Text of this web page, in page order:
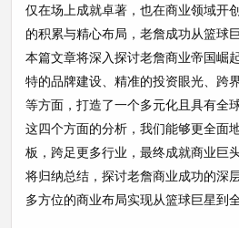
仅在场上成就卓著，也在商业领域开
的积累与精心布局，老詹成功从篮球
本篇文章将深入探讨老詹商业帝国崛
特的品牌建设、精准的投资眼光、跨
等方面，打造了一个多元化且具有全
这四个方面的分析，我们能够更全面
板，跨足更多行业，最终成就商业巨
将归纳总结，探讨老詹商业成功的深
多方位的商业布局实现从篮球巨星到